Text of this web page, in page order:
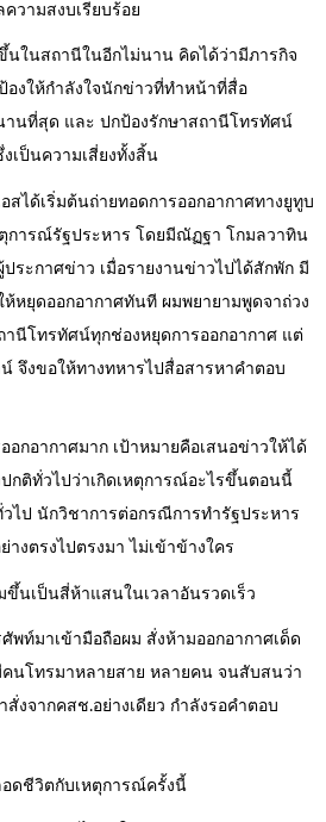
วามสงบเรียบร้อย
ขึ้นในสถานีในอีกไม่นาน คิดได้ว่ามีภารกิจ
องให้กำลังใจนักข่าวที่ทำหน้าที่สื่อ
านที่สุด และ ปกป้องรักษาสถานีโทรทัศน์
เป็นความเสี่ยงทั้งสิ้น
สได้เริ่มต้นถ่ายทอดการออกอากาศทางยูทูบ
การณ์รัฐประหาร โดยมีณัฏฐา โกมลวาทิน
ระกาศข่าว เมื่อรายงานข่าวไปได้สักพัก มี
ห้หยุดออกอากาศทันที ผมพยายามพูดจาถ่วง
านีโทรทัศน์ทุกช่องหยุดการออกอากาศ แต่
จึงขอให้ทางทหารไปสื่อสารหาคำตอบ
กอากาศมาก เป้าหมายคือเสนอข่าวให้ได้
กติทั่วไปว่าเกิดเหตุการณ์อะไรขึ้นตอนนี้
ไป นักวิชาการต่อกรณีการทำรัฐประหาร
งตรงไปตรงมา ไม่เข้าข้างใคร
นเป็นสี่ห้าแสนในเวลาอันรวดเร็ว
พท์มาเข้ามือถือผม สั่งห้ามออกอากาศเด็ด
นโทรมาหลายสาย หลายคน จนสับสนว่า
งจากคสช.อย่างเดียว กำลังรอคำตอบ
ดชีวิตกับเหตุการณ์ครั้งนี้